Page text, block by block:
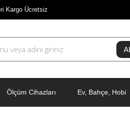
Kargo Ücretsiz
Ölçüm Cihazları Ev, Bahçe, Hobi